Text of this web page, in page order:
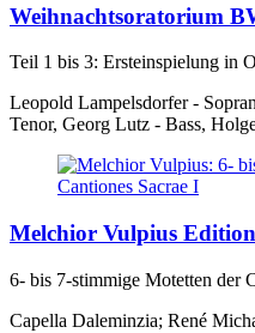
Weihnachtsoratorium
Teil 1 bis 3: Ersteinspielung in
Leopold Lampelsdorfer -
Tenor, Georg Lutz - Bass,
Melchior Vulpius
6- bis 7-stimmige Motetten der
Capella Daleminzia; René